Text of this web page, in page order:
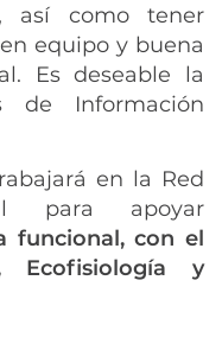
así como tener
equipo y buena
Es deseable la
de Información
en la Red
para apoyar
funcional, con el
Ecofisiología y